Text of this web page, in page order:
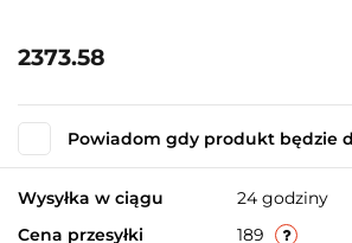
2373.58
Powiadom gdy produkt będzie
Wysyłka w ciągu
24 godziny
Cena przesyłki
189